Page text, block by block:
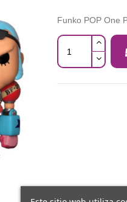
Funko POP One